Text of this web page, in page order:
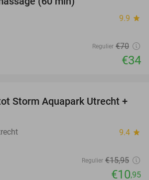
9.9 star
Regulier €70
€34
31%
Storm Aquapark Utrecht +
9.4 star
Regulier €15,95
€10,95